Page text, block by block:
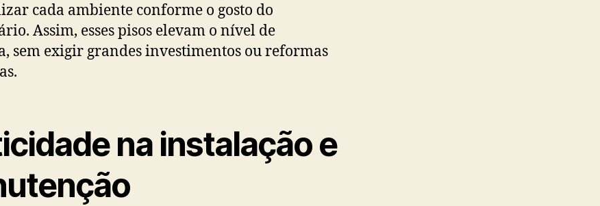
cada ambiente conforme o gosto do
Assim, esses pisos elevam o nível de
sem exigir grandes investimentos ou reformas
na instalação e